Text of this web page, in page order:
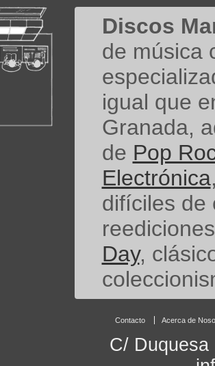
Discos
de música
igual que
Granada,
de Pop
Electrónica
difíciles de
Day,
Contacto Acerca de
C/ Duquesa